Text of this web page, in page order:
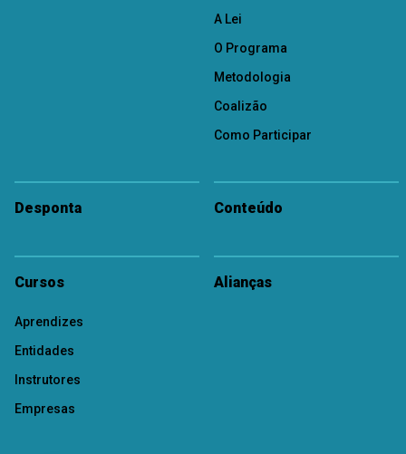
A Lei
O Programa
Metodologia
Coalizão
Como Participar
Desponta Conteúdo
Cursos
Aprendizes
Entidades
Instrutores
Empresas
Alianças